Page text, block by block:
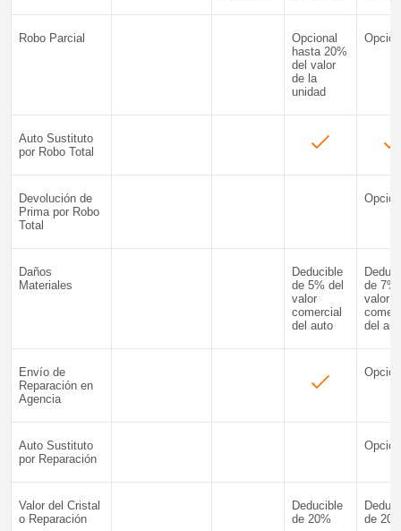
Robo Parcial
Opcional
hasta 20%
del valor
de la
unidad
Auto Sustituto
por Robo Total
Devolución de
Prima por Robo
Total
Daños
Materiales
Deducible
de 5% del
valor
comercial
del auto
de 7%
valor
del
Envío de
Reparación en
Agencia
Auto Sustituto
por Reparación
Valor del Cristal
o Reparación
Deducible
de 20%
de